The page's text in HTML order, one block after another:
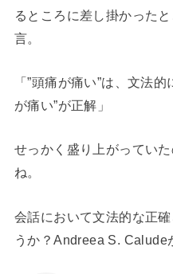
るところに差し掛かった
言。
「”頭痛が痛い”は、文法
が痛い”が正解」
せっかく盛り上がってい
ね。
会話において文法的な正
うか？Andreea S. Calude